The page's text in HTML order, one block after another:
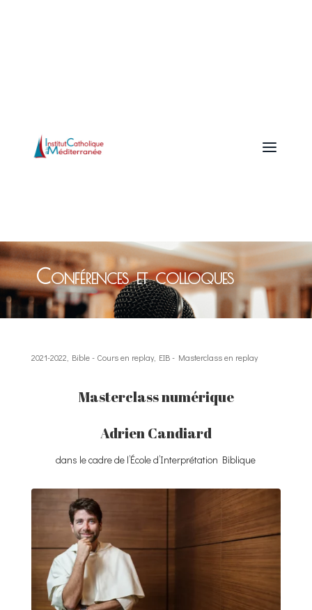
a
Conférences et colloques
2021-2022 Bible - Cours en replay, EIB - Masterclass en replay
Masterclass numérique
Adrien Candiard
dans le cadre de l’École d’Interprétation Biblique